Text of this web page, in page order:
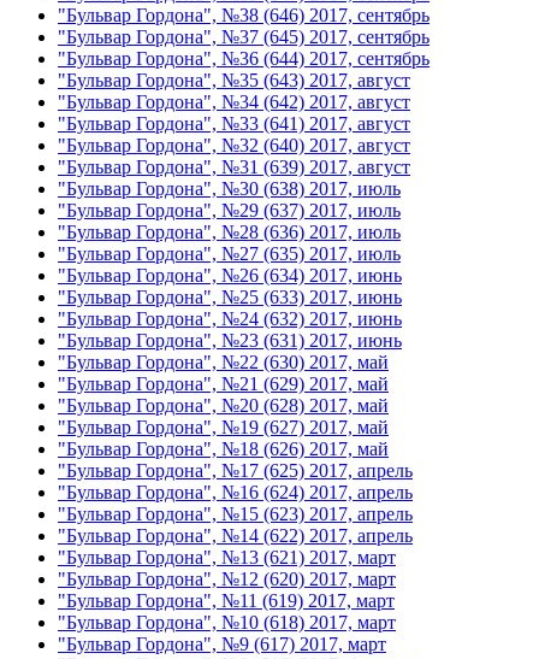
"Бульвар Гордона", №38 (646) 2017, сентябрь
"Бульвар Гордона", №37 (645) 2017, сентябрь
"Бульвар Гордона", №36 (644) 2017, сентябрь
"Бульвар Гордона", №35 (643) 2017, август
"Бульвар Гордона", №34 (642) 2017, август
"Бульвар Гордона", №33 (641) 2017, август
"Бульвар Гордона", №32 (640) 2017, август
"Бульвар Гордона", №31 (639) 2017, август
"Бульвар Гордона", №30 (638) 2017, июль
"Бульвар Гордона", №29 (637) 2017, июль
"Бульвар Гордона", №28 (636) 2017, июль
"Бульвар Гордона", №27 (635) 2017, июль
"Бульвар Гордона", №26 (634) 2017, июнь
"Бульвар Гордона", №25 (633) 2017, июнь
"Бульвар Гордона", №24 (632) 2017, июнь
"Бульвар Гордона", №23 (631) 2017, июнь
"Бульвар Гордона", №22 (630) 2017, май
"Бульвар Гордона", №21 (629) 2017, май
"Бульвар Гордона", №20 (628) 2017, май
"Бульвар Гордона", №19 (627) 2017, май
"Бульвар Гордона", №18 (626) 2017, май
"Бульвар Гордона", №17 (625) 2017, апрель
"Бульвар Гордона", №16 (624) 2017, апрель
"Бульвар Гордона", №15 (623) 2017, апрель
"Бульвар Гордона", №14 (622) 2017, апрель
"Бульвар Гордона", №13 (621) 2017, март
"Бульвар Гордона", №12 (620) 2017, март
"Бульвар Гордона", №11 (619) 2017, март
"Бульвар Гордона", №10 (618) 2017, март
"Бульвар Гордона", №9 (617) 2017, март